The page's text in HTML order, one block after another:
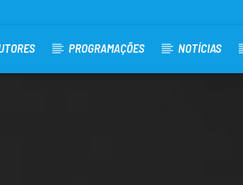
PROGRAMAÇÕES NOTÍCIAS